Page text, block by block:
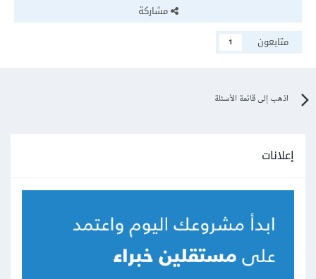
مشاركة
متابعون
1
اذهب إلى قائمة الأسئلة
إعلانات